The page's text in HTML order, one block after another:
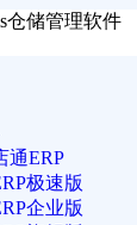
通ERP
极速版
企业版